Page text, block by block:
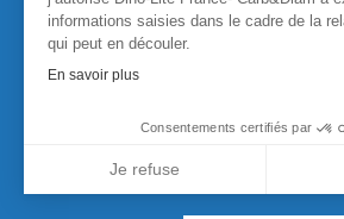
informations saisies dans le cadre de la
qui peut en découler.
En savoir plus
Consentements certifiés par
Je refuse